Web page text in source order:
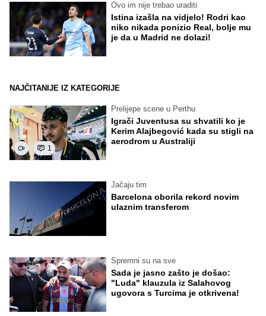
Ovo im nije trebao uraditi
Istina izašla na vidjelo! Rodri kao
niko nikada ponizio Real, bolje mu
je da u Madrid ne dolazi!
NAJČITANIJE IZ KATEGORIJE
1
Prelijepe scene u Perthu
Igrači Juventusa su shvatili ko je
Kerim Alajbegović kada su stigli na
aerodrom u Australiji
Jačaju tim
Barcelona oborila rekord novim
ulaznim transferom
Spremni su na sve
Sada je jasno zašto je došao:
"Luda" klauzula iz Salahovog
ugovora s Turcima je otkrivena!